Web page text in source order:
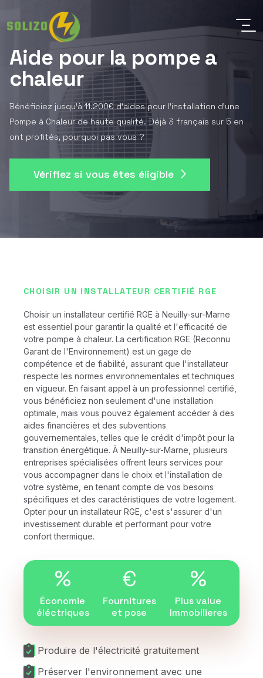
Aide pour la pompe a
chaleur
Bénéficiez jusqu'à 11.200€ d'aides pour l'installation d'une
Pompe à Chaleur de haute qualité. Déjà 3 français sur 5 en
ont profités, pourquoi pas vous ?
Vérifiez si vous êtes éligible
CHOISIR UN INSTALLATEUR CERTIFIÉ RGE
Choisir un installateur certifié RGE à Neuilly-sur-Marne
est essentiel pour garantir la qualité et l'efficacité de
votre pompe à chaleur. La certification RGE (Reconnu
Garant de l'Environnement) est un gage de
compétence et de fiabilité, assurant que l'installateur
respecte les normes environnementales et techniques
en vigueur. En faisant appel à un professionnel certifié,
vous bénéficiez non seulement d'une installation
optimale, mais vous pouvez également accéder à des
aides financières et des subventions
gouvernementales, telles que le crédit d'impôt pour la
transition énergétique. À Neuilly-sur-Marne, plusieurs
entreprises spécialisées offrent leurs services pour
vous accompagner dans le choix et l'installation de
votre système, en tenant compte de vos besoins
spécifiques et des caractéristiques de votre logement.
Opter pour un installateur RGE, c'est s'assurer d'un
investissement durable et performant pour votre
confort thermique.
%
Économie
éléctriques
€
Fournitures
et pose
%
Plus value
Immobilieres
Produire de l'électricité gratuitement
Préserver l'environnement avec une